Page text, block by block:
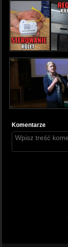
Komentarze